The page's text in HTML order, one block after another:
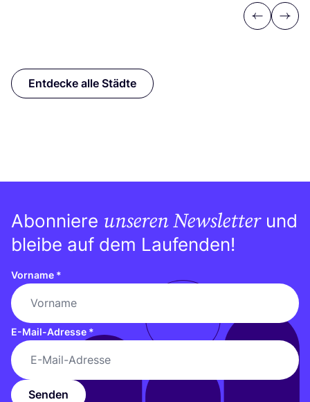
Previous
Next
Entdecke alle Städte
Abonniere unseren Newsletterund
bleibe auf dem Laufenden!
Vorname *
E-Mail-Adresse *
Senden